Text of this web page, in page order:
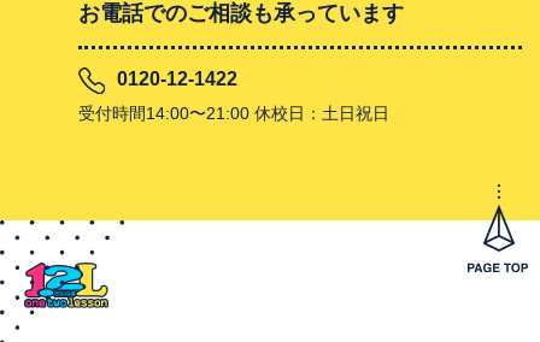
お電話でのご相談も承っています
0120-12-1422
受付時間14:00〜21:00 休校日：土日祝日